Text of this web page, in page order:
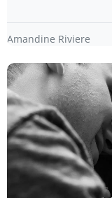
Amandine Riviere